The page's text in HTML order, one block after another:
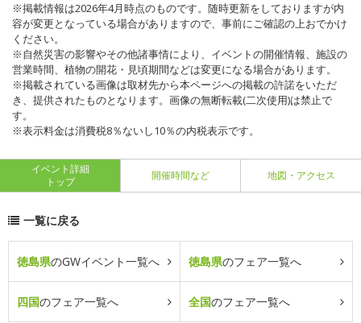
※掲載情報は2026年4月時点のものです。随時更新をしておりますが内
容が変更となっている場合がありますので、事前にご確認の上おでかけ
ください。
※自然災害の影響やその他諸事情により、イベントの開催情報、施設の
営業時間、植物の開花・見頃期間などは変更になる場合があります。
※掲載されている画像は取材先から本ページへの掲載の許諾をいただ
き、提供されたものとなります。画像の無断転載(二次使用)は禁止で
す。
※表示料金は消費税8％ないし10％の内税表示です。
イベント詳細
トップ
開催時間など 地図・アクセス
一覧に戻る
徳島県のGWイベント一覧へ 徳島県のフェア一覧へ
四国のフェア一覧へ 全国のフェア一覧へ